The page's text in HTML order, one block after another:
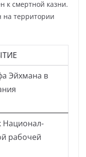
к смертной казни.
на территории
Эйхмана в
Национал-
рабочей